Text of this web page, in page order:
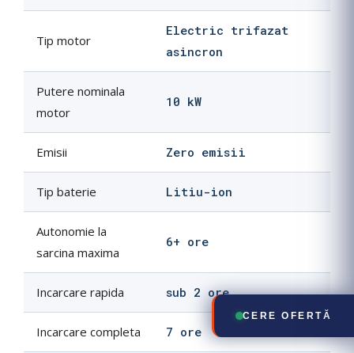
Tip motor
Electric trifazat
asincron
Putere nominala
motor
10 kW
Emisii Zero emisii
Tip baterie Litiu-ion
Autonomie la
sarcina maxima
6+ ore
Incarcare rapida sub 2 ore
Incarcare completa 7 ore
CERE OFERTĂ